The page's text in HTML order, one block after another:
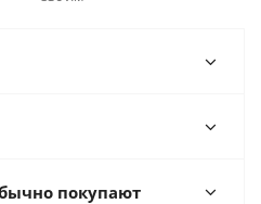
покупают